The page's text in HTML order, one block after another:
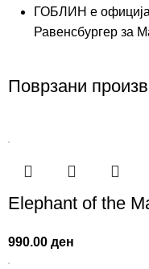
ГОБЛИН е
Равенсбургер за
Поврзани
Elephant of the
990.00ден